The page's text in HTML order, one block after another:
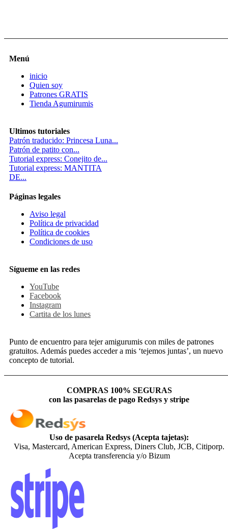
Menú
inicio
Quien soy
Patrones GRATIS
Tienda Agumirumis
Ultimos tutoriales
Patrón traducido: Princesa Luna...
Patrón de patito con...
Tutorial express: Conejito de...
Tutorial express: MANTITA
DE...
Páginas legales
Aviso legal
Política de privacidad
Política de cookies
Condiciones de uso
Sígueme en las redes
YouTube
Facebook
Instagram
Cartita de los lunes
Punto de encuentro para tejer amigurumis con miles de patrones
gratuitos. Además puedes acceder a mis ‘tejemos juntas’, un nuevo
concepto de tutorial.
COMPRAS 100% SEGURAS
con las pasarelas de pago Redsys y stripe
Uso de pasarela Redsys (Acepta tajetas):
Visa, Mastercard, American Express, Diners Club, JCB, Citiporp.
Acepta transferencia y/o Bizum